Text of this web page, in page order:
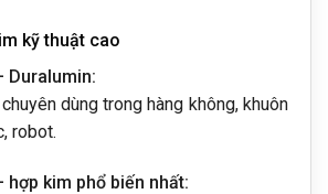
kỹ thuật cao
Duralumin:
dùng trong hàng không, khuôn
robot.
hợp kim phổ biến nhất: